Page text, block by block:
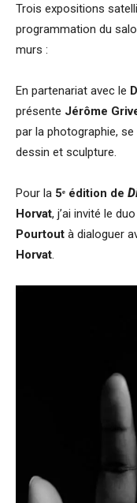
Trois expositions
programmation du
murs :
En partenariat avec le
présente Jérôme
par la photographie,
dessin et sculpture.
Pour la 5ᵉ édition de
Horvat, j’ai invité le duo
Pourtout à dialoguer
Horvat.